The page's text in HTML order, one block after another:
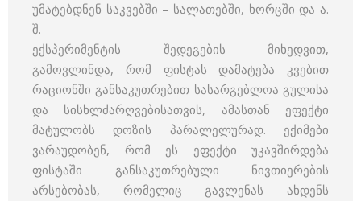
უმატებდნენ საკვებში – სალათებში, ხორცში და ა.
შ.
ექსპერიმენტის შედეგების მიხედვით,
გამოვლინდა, რომ ფისტას დამატება კვებით
რაციონში განსაკუთრებით სასარგებლოა გულისა
და სისხლძარღვებისათვის, ამასთან ეფექტი
მატულობს დოზის პარალელურად. ექიმები
ვარაუდობენ, რომ ეს ეფექტი უკავშირდება
ფისტაში განსაკუთრებული ნივთიერების
არსებობას, რომელიც გავლენას ახდენს